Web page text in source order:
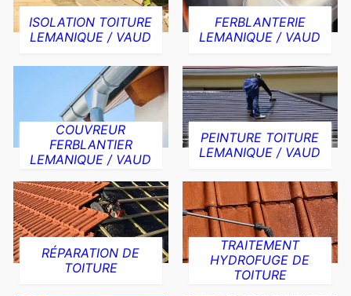
ISOLATION TOITURE
LEMANIQUE / VAUD
FERBLANTERIE
LEMANIQUE / VAUD
COUVREUR
FERBLANTIER
LEMANIQUE / VAUD
PEINTURE TOITURE
LEMANIQUE / VAUD
RÉPARATION DE
TOITURE
TRAITEMENT
HYDROFUGE DE
TOITURE